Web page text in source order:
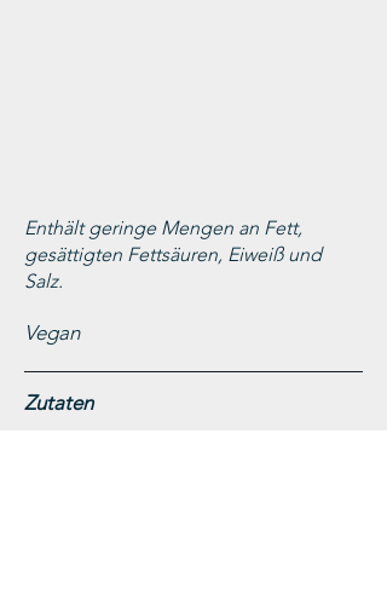
Enthält geringe Mengen an Fett,
gesättigten Fettsäuren, Eiweiß und
Salz.
Vegan
Zutaten